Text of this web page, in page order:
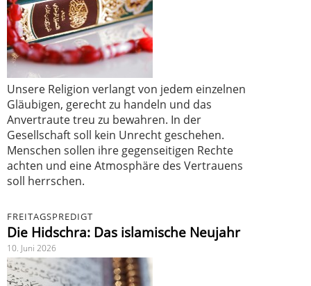
Unsere Religion verlangt von jedem einzelnen
Gläubigen, gerecht zu handeln und das
Anvertraute treu zu bewahren. In der
Gesellschaft soll kein Unrecht geschehen.
Menschen sollen ihre gegenseitigen Rechte
achten und eine Atmosphäre des Vertrauens
soll herrschen.
FREITAGSPREDIGT
Die Hidschra: Das islamische Neujahr
10. Juni 2026